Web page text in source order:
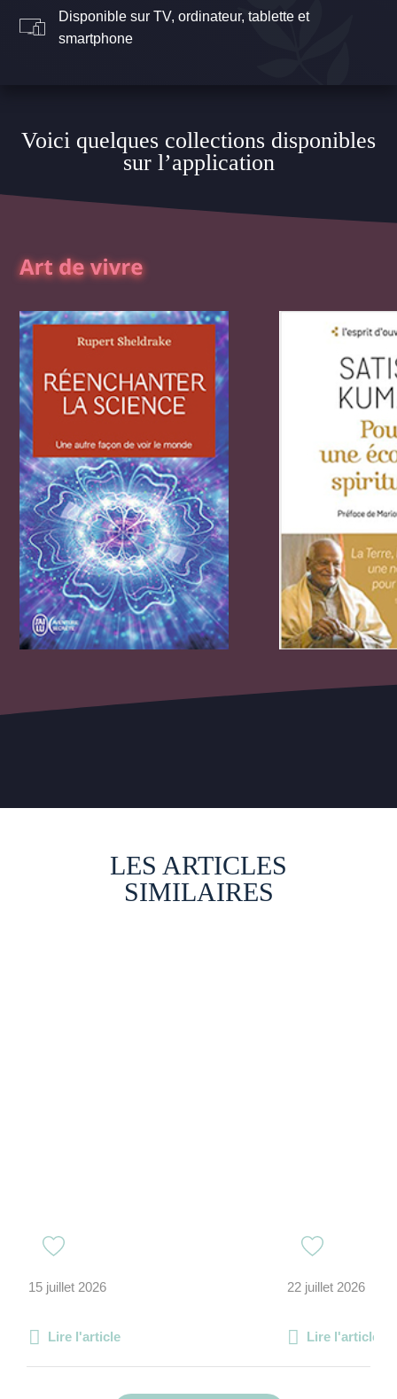
Disponible sur TV, ordinateur, tablette et
smartphone
Voici quelques collections disponibles
sur l’application
LES ARTICLES
SIMILAIRES
15 juillet 2026
Lire l'article
22 juillet 2026
Lire l'article